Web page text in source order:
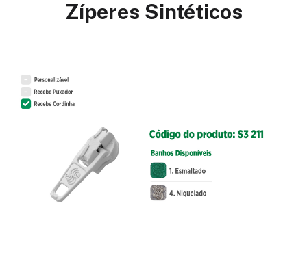
Zíperes Sintéticos